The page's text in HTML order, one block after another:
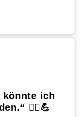
ich
🏃‍♀️💪